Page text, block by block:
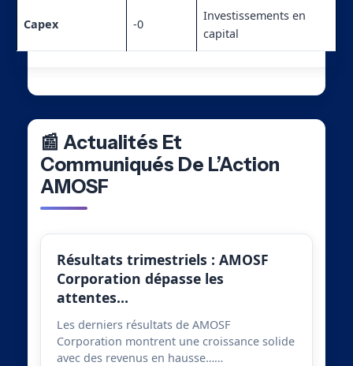
Capex -0
Investissements en
capital
📰 Actualités Et
Communiqués De L’Action
AMOSF
Résultats trimestriels : AMOSF
Corporation dépasse les
attentes…
Les derniers résultats de AMOSF
Corporation montrent une croissance solide
avec des revenus en hausse……